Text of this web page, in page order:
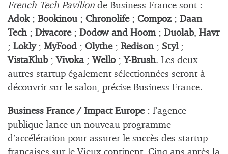
French Tech Pavilion de Business France sont :
Adok; Bookinou ; Chronolife; Compoz ; Daan
Tech; Divacore; Dodow and Hoom; Duolab, Havr
; Lokly; MyFood ; Olythe; Redison; Styl;
VistaKlub; Vivoka ; Wello; Y-Brush. Les deux
autres startup également sélectionnées seront à
découvrir sur le salon, précise Business France.
Business France / Impact Europe: l’agence
publique lance un nouveau programme
d’accélération pour assurer le succès des startup